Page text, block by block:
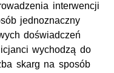
interwencji
jednoznaczny
doświadczeń
wychodzą do
skarg na sposób